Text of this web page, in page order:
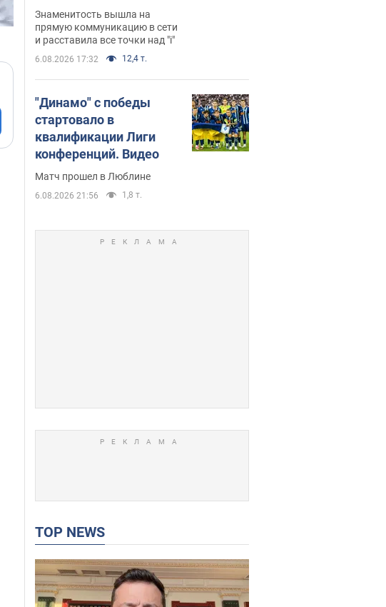
несправедливо
захейтили
Знаменитость вышла на
прямую коммуникацию в сети
и расставила все точки над "i"
6.08.2026 17:32 12,4 т.
"Динамо" с победы
стартовало в
квалификации Лиги
конференций. Видео
Матч прошел в Люблине
6.08.2026 21:56 1,8 т.
TOP NEWS